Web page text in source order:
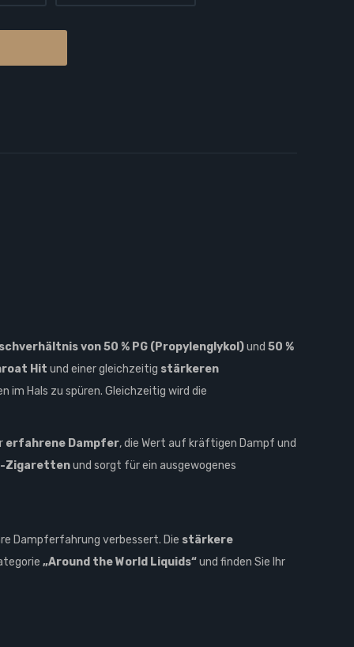
von 50 % PG (Propylenglykol)und 50 %
Hit und einer gleichzeitig stärkeren
im Hals zu spüren. Gleichzeitig wird die
erfahrene Dampfer, die Wert auf kräftigen Dampf und
Zigarettenund sorgt für ein ausgewogenes
Dampferfahrung verbessert. Die stärkere
„Around the World Liquids“und finden Sie Ihr